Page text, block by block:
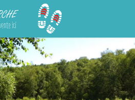
La Tourbière des Froux et son sentier de découverte : fermeture temporaire entre août et oct 2026